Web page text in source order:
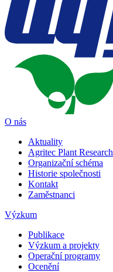
O nás
Aktuality
Agritec Plant Research
Organizační schéma
Historie společnosti
Kontakt
Zaměstnanci
Výzkum
Publikace
Výzkum a projekty
Operační programy
Ocenění